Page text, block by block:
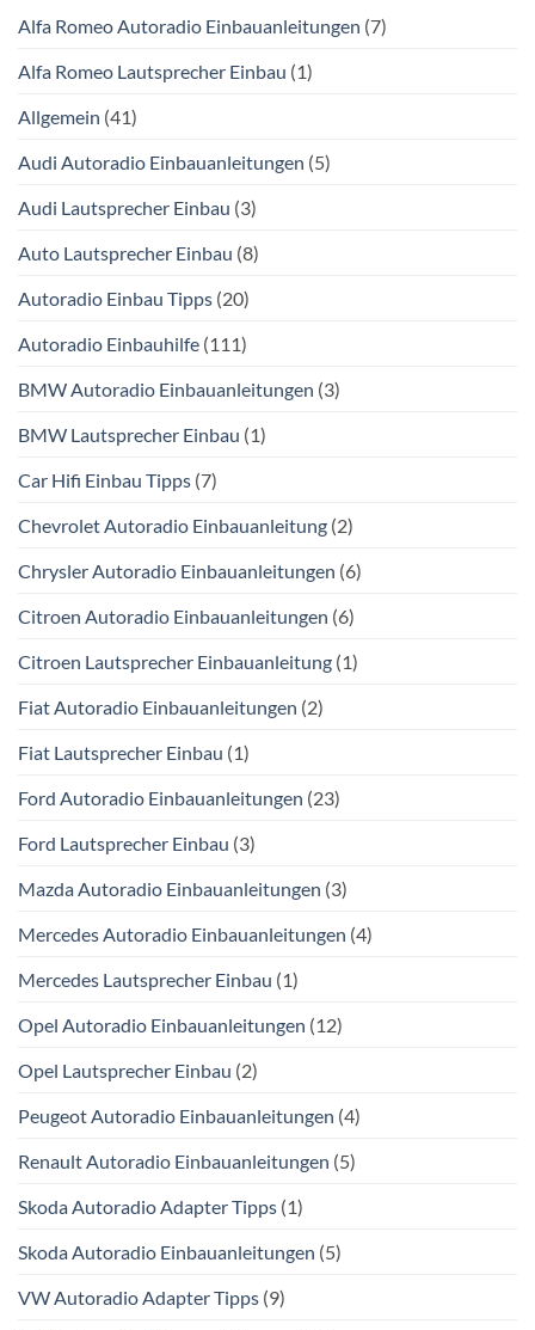
Alfa Romeo Autoradio Einbauanleitungen (7)
Alfa Romeo Lautsprecher Einbau (1)
Allgemein (41)
Audi Autoradio Einbauanleitungen (5)
Audi Lautsprecher Einbau (3)
Auto Lautsprecher Einbau (8)
Autoradio Einbau Tipps (20)
Autoradio Einbauhilfe (111)
BMW Autoradio Einbauanleitungen (3)
BMW Lautsprecher Einbau (1)
Car Hifi Einbau Tipps (7)
Chevrolet Autoradio Einbauanleitung (2)
Chrysler Autoradio Einbauanleitungen (6)
Citroen Autoradio Einbauanleitungen (6)
Citroen Lautsprecher Einbauanleitung (1)
Fiat Autoradio Einbauanleitungen (2)
Fiat Lautsprecher Einbau (1)
Ford Autoradio Einbauanleitungen (23)
Ford Lautsprecher Einbau (3)
Mazda Autoradio Einbauanleitungen (3)
Mercedes Autoradio Einbauanleitungen (4)
Mercedes Lautsprecher Einbau (1)
Opel Autoradio Einbauanleitungen (12)
Opel Lautsprecher Einbau (2)
Peugeot Autoradio Einbauanleitungen (4)
Renault Autoradio Einbauanleitungen (5)
Skoda Autoradio Adapter Tipps (1)
Skoda Autoradio Einbauanleitungen (5)
VW Autoradio Adapter Tipps (9)